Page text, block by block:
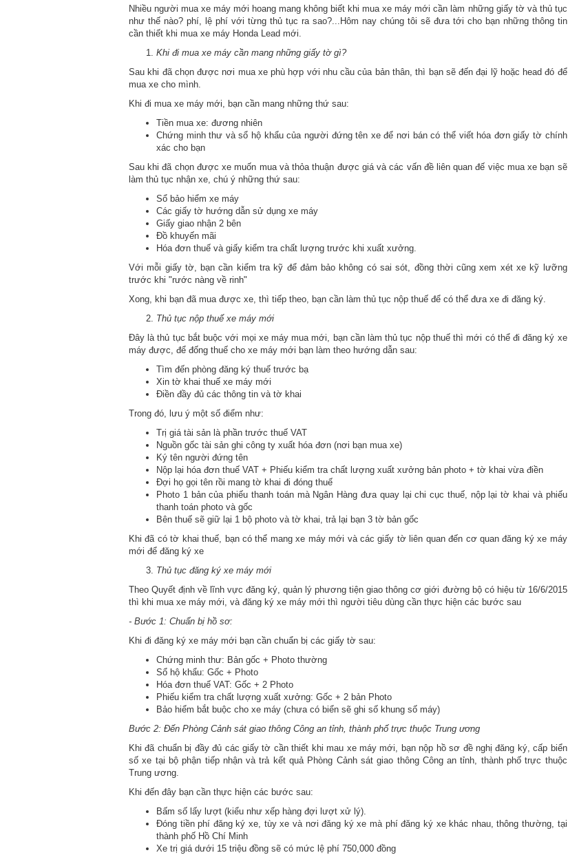
Nhiều người mua xe máy mới hoang mang không biết khi mua xe máy mới cần làm những giấy tờ và thủ tục
như thế nào? phí, lệ phí với từng thủ tục ra sao?...Hôm nay chúng tôi sẽ đưa tới cho bạn những thông tin
cần thiết khi mua xe máy Honda Lead mới.
Khi đi mua xe máy cần mang những giấy tờ gì?
Sau khi đã chọn được nơi mua xe phù hợp với nhu cầu của bản thân, thì bạn sẽ đến đại lỹ hoặc head đó để
mua xe cho mình.
Khi đi mua xe máy mới, bạn cần mang những thứ sau:
Tiền mua xe: đương nhiên
Chứng minh thư và sổ hộ khẩu của người đứng tên xe để nơi bán có thể viết hóa đơn giấy tờ chính
xác cho bạn
Sau khi đã chọn được xe muốn mua và thỏa thuận được giá và các vấn đề liên quan đế việc mua xe bạn sẽ
làm thủ tục nhận xe, chú ý những thứ sau:
Sổ bảo hiểm xe máy
Các giấy tờ hướng dẫn sử dụng xe máy
Giấy giao nhận 2 bên
Đồ khuyến mãi
Hóa đơn thuế và giấy kiểm tra chất lượng trước khi xuất xưởng.
Với mỗi giấy tờ, bạn cần kiểm tra kỹ để đảm bảo không có sai sót, đồng thời cũng xem xét xe kỹ lưỡng
trước khi "rước nàng về rinh"
Xong, khi bạn đã mua được xe, thì tiếp theo, bạn cần làm thủ tục nộp thuế để có thể đưa xe đi đăng ký.
Thủ tục nộp thuế xe máy mới
Đây là thủ tục bắt buộc với mọi xe máy mua mới, bạn cần làm thủ tục nộp thuế thì mới có thể đi đăng ký xe
máy được, để đống thuế cho xe máy mới bạn làm theo hướng dẫn sau:
Tìm đến phòng đăng ký thuế trước bạ
Xin tờ khai thuế xe máy mới
Điền đầy đủ các thông tin và tờ khai
Trong đó, lưu ý một số điểm như:
Trị giá tài sản là phần trước thuế VAT
Nguồn gốc tài sản ghi công ty xuất hóa đơn (nơi bạn mua xe)
Ký tên người đứng tên
Nộp lại hóa đơn thuế VAT + Phiếu kiểm tra chất lượng xuất xưởng bản photo + tờ khai vừa điền
Đợi họ gọi tên rồi mang tờ khai đi đóng thuế
Photo 1 bản của phiếu thanh toán mà Ngân Hàng đưa quay lại chi cục thuế, nộp lại tờ khai và phiếu
thanh toán photo và gốc
Bên thuế sẽ giữ lại 1 bộ photo và tờ khai, trả lại bạn 3 tờ bản gốc
Khi đã có tờ khai thuế, bạn có thể mang xe máy mới và các giấy tờ liên quan đến cơ quan đăng ký xe máy
mới để đăng ký xe
Thủ tục đăng ký xe máy mới
Theo Quyết định về lĩnh vực đăng ký, quản lý phương tiện giao thông cơ giới đường bộ có hiệu từ 16/6/2015
thì khi mua xe máy mới, và đăng ký xe máy mới thì người tiêu dùng cần thực hiện các bước sau
- Bước 1: Chuẩn bị hồ sơ:
Khi đi đăng ký xe máy mới bạn cần chuẩn bị các giấy tờ sau:
Chứng minh thư: Bản gốc + Photo thường
Sổ hộ khẩu: Gốc + Photo
Hóa đơn thuế VAT: Gốc + 2 Photo
Phiếu kiểm tra chất lượng xuất xưởng: Gốc + 2 bản Photo
Bảo hiểm bắt buộc cho xe máy (chưa có biển sẽ ghi số khung số máy)
Bước 2: Đến Phòng Cảnh sát giao thông Công an tỉnh, thành phố trực thuộc Trung ương
Khi đã chuẩn bị đầy đủ các giấy tờ cần thiết khi mau xe máy mới, bạn nộp hồ sơ đề nghị đăng ký, cấp biển
số xe tại bộ phận tiếp nhận và trả kết quả Phòng Cảnh sát giao thông Công an tỉnh, thành phố trực thuộc
Trung ương.
Khi đến đây bạn cần thực hiện các bước sau:
Bấm số lấy lượt (kiểu như xếp hàng đợi lượt xử lý).
Đóng tiền phí đăng ký xe, tùy xe và nơi đăng ký xe mà phí đăng ký xe khác nhau, thông thường, tại
thành phố Hồ Chí Minh
Xe trị giá dưới 15 triệu đồng sẽ có mức lệ phí 750,000 đồng